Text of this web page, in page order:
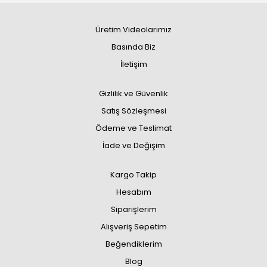
Üretim Videolarımız
Basında Biz
İletişim
Gizlilik ve Güvenlik
Satış Sözleşmesi
Ödeme ve Teslimat
İade ve Değişim
Kargo Takip
Hesabım
Siparişlerim
Alışveriş Sepetim
Beğendiklerim
Blog